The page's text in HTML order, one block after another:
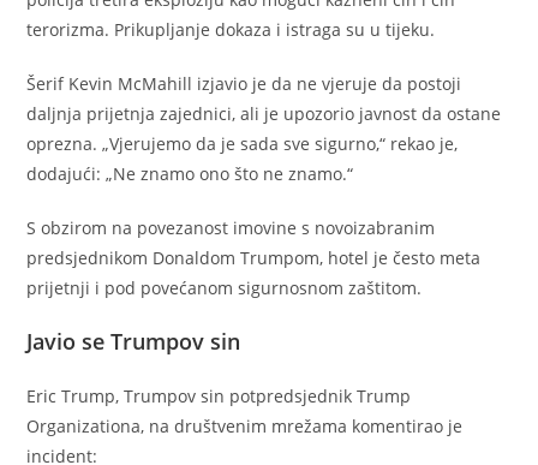
terorizma. Prikupljanje dokaza i istraga su u tijeku.
Šerif Kevin McMahill izjavio je da ne vjeruje da postoji
daljnja prijetnja zajednici, ali je upozorio javnost da ostane
oprezna. „Vjerujemo da je sada sve sigurno,“ rekao je,
dodajući: „Ne znamo ono što ne znamo.“
S obzirom na povezanost imovine s novoizabranim
predsjednikom Donaldom Trumpom, hotel je često meta
prijetnji i pod povećanom sigurnosnom zaštitom.
Javio se Trumpov sin
Eric Trump, Trumpov sin potpredsjednik Trump
Organizationa, na društvenim mrežama komentirao je
incident: